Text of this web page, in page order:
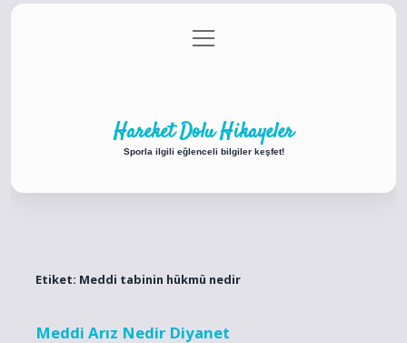
Gizlilik Politikası
menüyü
aç
Hareket Dolu Hikayeler
Sporla ilgili eğlenceli bilgiler keşfet!
Etiket: Meddi tabinin hükmü nedir
Meddi Arız Nedir Diyanet